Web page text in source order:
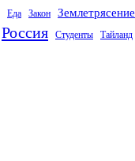
Еда Закон Землетрясение
Россия Студенты Тайланд